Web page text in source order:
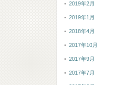
2019年2月
2019年1月
2018年4月
2017年10月
2017年9月
2017年7月